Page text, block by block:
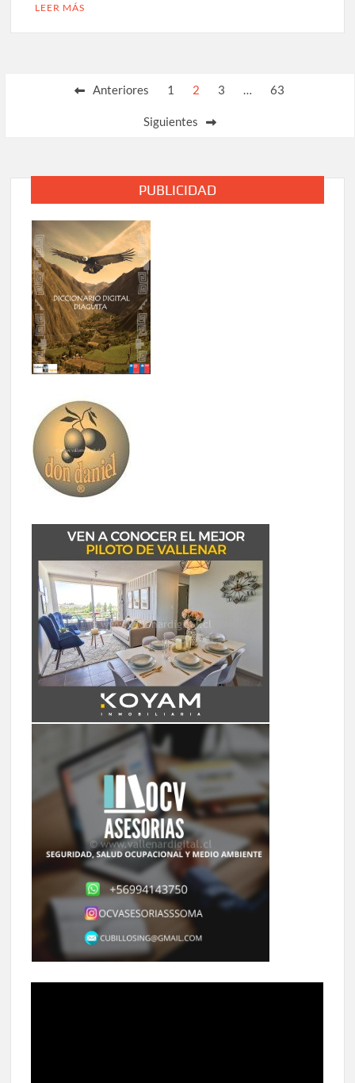
LEER MÁS
PaginaciónAnteriores 1 2 3 … 63
Siguientes
PUBLICIDAD